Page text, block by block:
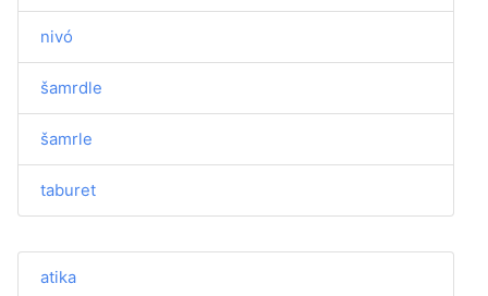
nivó
šamrdle
šamrle
taburet
atika